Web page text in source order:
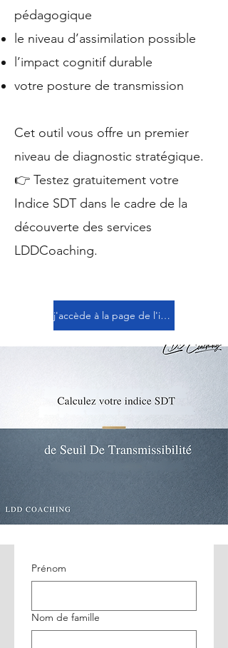
pédagogique
le niveau d’assimilation possible
l’impact cognitif durable
votre posture de transmission
Cet outil vous offre un premier
niveau de diagnostic stratégique.
👉 Testez gratuitement votre
Indice SDT dans le cadre de la
découverte des services
LDDCoaching.
j'accède à la page de l'indice SDT et je réalise mon évaluation
Prénom
Nom de famille